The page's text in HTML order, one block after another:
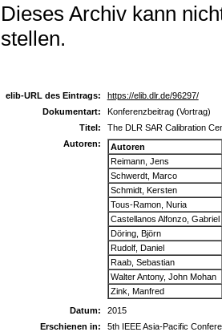
Dieses Archiv kann
stellen.
elib-URL des Eintrags:
https://elib.dlr.de/96297/
Dokumentart:
Konferenzbeitrag (Vortrag)
Titel:
The DLR SAR Calibration
Autoren:
Autoren
Reimann, Jens
Schwerdt, Marco
Schmidt, Kersten
Tous-Ramon, Nuria
Castellanos Alfonzo, Gabriel
Döring, Björn
Rudolf, Daniel
Raab, Sebastian
Walter Antony, John Mohan
Zink, Manfred
Datum:
2015
Erschienen in:
5th IEEE Asia-Pacific